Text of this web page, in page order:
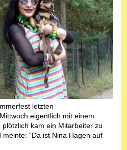
letzten
eigentlich mit einem
kam ein Mitarbeiter zu
"Da ist Nina Hagen auf